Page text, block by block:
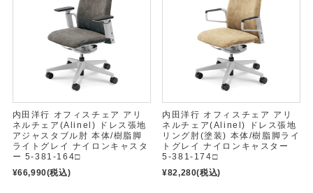
内田洋行 オフィスチェア アリ
ネルチェア(Alinel) ドレス張地
アジャスタブル肘 本体/樹脂脚
ライトグレイ ナイロンキャスタ
ー 5-381-164□
¥66,990(税込)
内田洋行 オフィスチェア アリ
ネルチェア(Alinel) ドレス張地
リング肘(塗装) 本体/樹脂脚ライ
トグレイ ナイロンキャスター
5-381-174□
¥82,280(税込)